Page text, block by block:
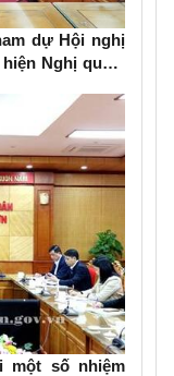
dự Hội nghị
Nghị quyết
một số nhiệm